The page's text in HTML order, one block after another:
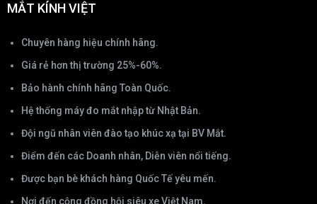
MẮT KÍNH VIỆT
Chuyên hàng hiệu chính hãng.
Giá rẻ hơn thị trường 25%-60%.
Bảo hành chính hãng Toàn Quốc.
Hệ thống máy đo mắt nhập từ Nhật Bản.
Đội ngũ nhân viên đào tạo khúc xạ tại BV Mắt.
Điểm đến các Doanh nhân, Diễn viên nổi tiếng.
Được bạn bè khách hàng Quốc Tế yêu mến.
Nơi đến cộng đồng hội siêu xe Việt Nam.